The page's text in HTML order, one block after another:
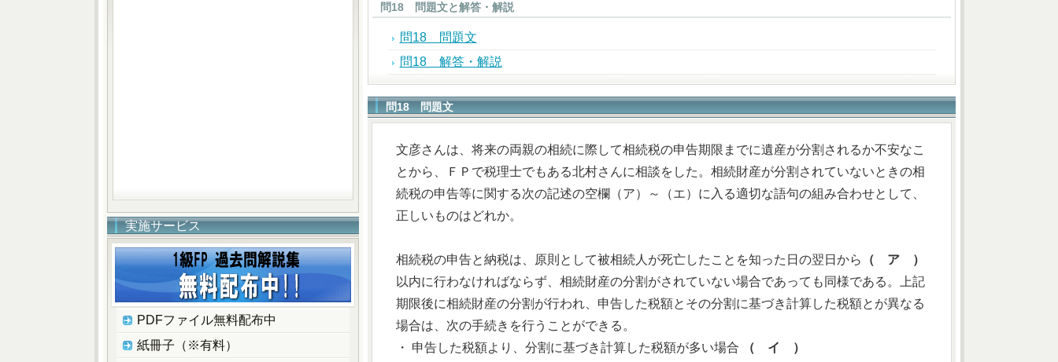
問18 問題文と解答・解説
問18 問題文
問18 解答・解説
問18 問題文
文彦さんは、将来の両親の相続に際して相続税の申告期限までに遺産が分割されるか不安なこ
とから、ＦＰで税理士でもある北村さんに相談をした。相続財産が分割されていないときの相
続税の申告等に関する次の記述の空欄（ア）～（エ）に入る適切な語句の組み合わせとして、
正しいものはどれか。
相続税の申告と納税は、原則として被相続人が死亡したことを知った日の翌日から （ ア ）
以内に行わなければならず、相続財産の分割がされていない場合であっても同様である。上記
期限後に相続財産の分割が行われ、申告した税額とその分割に基づき計算した税額とが異なる
場合は、次の手続きを行うことができる。
・ 申告した税額より、分割に基づき計算した税額が多い場合
（ イ ）
実施サービス
PDFファイル無料配布中
紙冊子（※有料）